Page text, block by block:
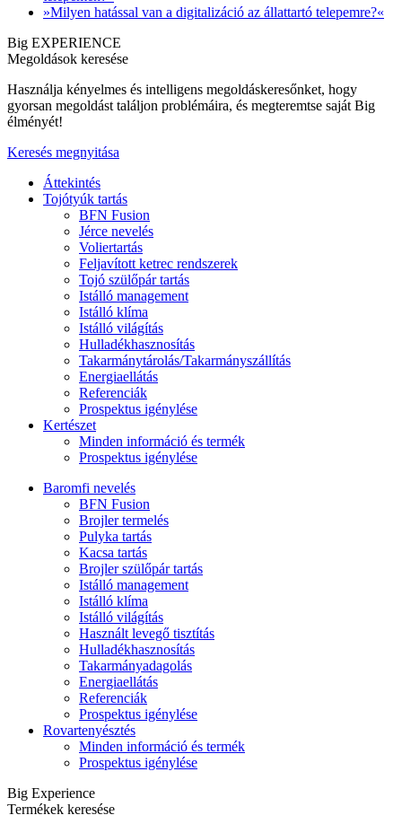
»Milyen hatással van a digitalizáció az állattartó telepemre?«
Big EXPERIENCE
Megoldások keresése
Használja kényelmes és intelligens megoldáskeresőnket, hogy
gyorsan megoldást találjon problémáira, és megteremtse saját Big
élményét!
Keresés megnyitása
Áttekintés
Tojótyúk tartás
BFN Fusion
Jérce nevelés
Voliertartás
Feljavított ketrec rendszerek
Tojó szülőpár tartás
Istálló management
Istálló klíma
Istálló világítás
Hulladékhasznosítás
Takarmánytárolás/Takarmányszállítás
Energiaellátás
Referenciák
Prospektus igénylése
Kertészet
Minden információ és termék
Prospektus igénylése
Baromfi nevelés
BFN Fusion
Brojler termelés
Pulyka tartás
Kacsa tartás
Brojler szülőpár tartás
Istálló management
Istálló klíma
Istálló világítás
Használt levegő tisztítás
Hulladékhasznosítás
Takarmányadagolás
Energiaellátás
Referenciák
Prospektus igénylése
Rovartenyésztés
Minden információ és termék
Prospektus igénylése
Big Experience
Termékek keresése